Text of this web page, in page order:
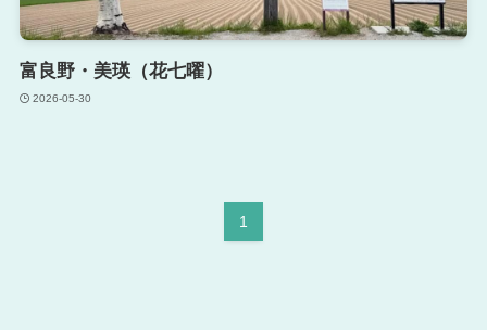
富良野・美瑛（花七曜）
2026-05-30
1